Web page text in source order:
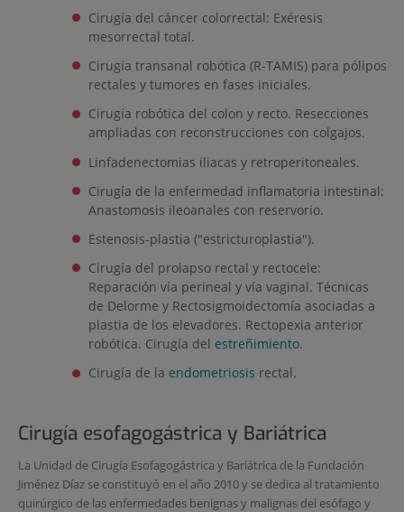
Cirugía del cáncer colorrectal: Exéresis
mesorrectal total.
Cirugía transanal robótica (R-TAMIS) para pólipos
rectales y tumores en fases iniciales.
Cirugía robótica del colon y recto. Resecciones
ampliadas con reconstrucciones con colgajos.
Linfadenectomias iliacas y retroperitoneales.
Cirugía de la enfermedad inflamatoria intestinal:
Anastomosis ileoanales con reservorio.
Estenosis-plastia ("estricturoplastia").
Cirugía del prolapso rectal y rectocele:
Reparación vía perineal y vía vaginal. Técnicas
de Delorme y Rectosigmoidectomía asociadas a
plastia de los elevadores. Rectopexia anterior
robótica. Cirugía del estreñimiento.
Cirugía de la endometriosis rectal.
Cirugía esofagogástrica y Bariátrica
La Unidad de Cirugía Esofagogástrica y Bariátrica de la Fundación
Jiménez Díaz se constituyó en el año 2010 y se dedica al tratamiento
quirúrgico de las enfermedades benignas y malignas del esófago y